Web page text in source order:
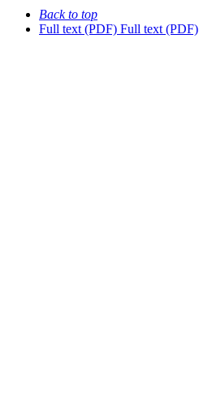
Back to top
Full text (PDF) Full text (PDF)